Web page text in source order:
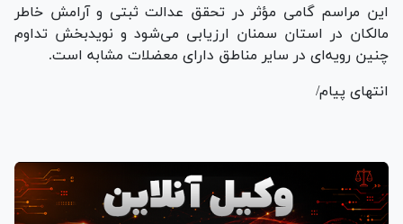
این مراسم گامی مؤثر در تحقق عدالت ثبتی و آرامش خاطر
مالکان در استان سمنان ارزیابی می‌شود و نویدبخش تداوم
چنین رویه‌ای در سایر مناطق دارای معضلات مشابه است.
انتهای پیام/